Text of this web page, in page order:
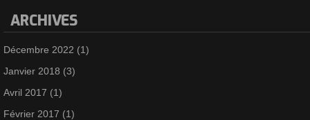
ARCHIVES
Décembre 2022 (1)
Janvier 2018 (3)
Avril 2017 (1)
Février 2017 (1)